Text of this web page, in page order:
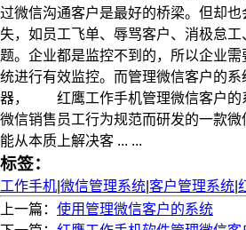
过微信沟通客户是最好的桥梁。但却
失，如员工飞单、辱骂客户、消极怠工
题。企业都是监控不到的，所以企业
统进行有效监控。而管理微信客户的系
器， 红鹰工作手机管理微信客户的
微信销售员工行为规范而研发的一款微
能从本质上解决客 ... ...
标签：
工作手机 微信管理系统 客户管理系统
上一篇： 使用管理微信客户的系统